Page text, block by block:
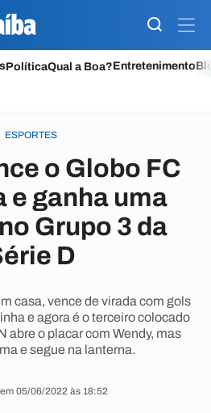
PolíticaQual a Boa?Entretenimento
ESPORTES
o Globo FC
e ganha uma
Grupo 3 da
D
casa, vence de virada com gols
e agora é o terceiro colocado
abre o placar com Wendy, mas
e segue na lanterna.
05/06/2022 às 18:52